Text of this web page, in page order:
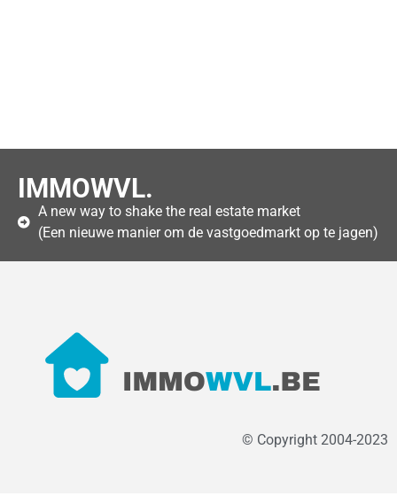
IMMOWVL.
A new way to shake the real estate market
(Een nieuwe manier om de vastgoedmarkt op te jagen)
© Copyright 2004-2023